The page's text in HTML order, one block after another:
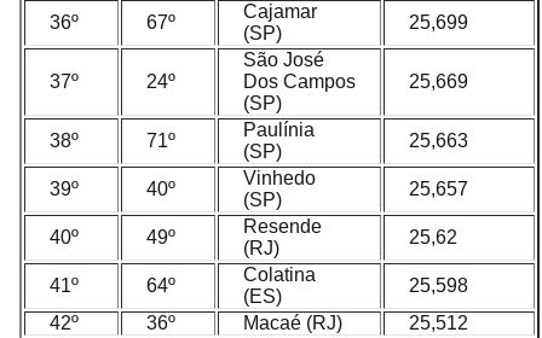
36º 67º
Cajamar
(SP)
25,699
37º 24º
São José
Dos Campos
(SP)
25,669
38º 71º
Paulínia
(SP)
25,663
39º 40º
Vinhedo
(SP)
25,657
40º 49º
Resende
(RJ)
25,62
41º 64º
Colatina
(ES)
25,598
42º
36º Macaé (RJ)
25,512